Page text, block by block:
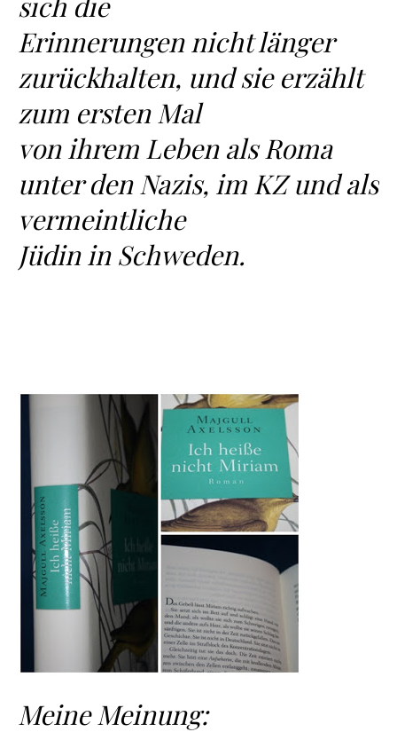
Erinnerungen nicht länger
zurückhalten, und sie erzählt
zum ersten Mal
von ihrem Leben als Roma
unter den Nazis, im KZ und als
vermeintliche
Jüdin in Schweden.
Meine Meinung: